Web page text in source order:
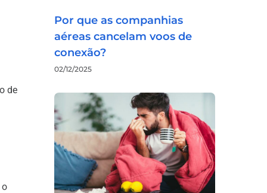
de
o
Por que as companhias
aéreas cancelam voos de
conexão?
02/12/2025